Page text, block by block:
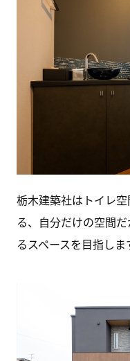
栃木建築社はトイレ
る、自分だけの空間
るスペースを目指しま